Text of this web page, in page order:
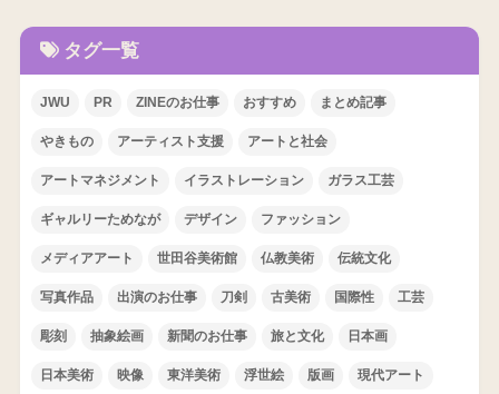
タグ一覧
JWU PR ZINEのお仕事 おすすめ まとめ記事
やきもの アーティスト支援 アートと社会
アートマネジメント イラストレーション ガラス工芸
ギャルリーためなが デザイン ファッション
メディアアート 世田谷美術館 仏教美術 伝統文化
写真作品 出演のお仕事 刀剣 古美術 国際性 工芸
彫刻 抽象絵画 新聞のお仕事 旅と文化 日本画
日本美術 映像 東洋美術 浮世絵 版画 現代アート